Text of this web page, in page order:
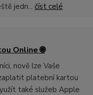
jedn... číst celé
Online 🌐
nově lze Vaše
platební kartou
také služeb Apple